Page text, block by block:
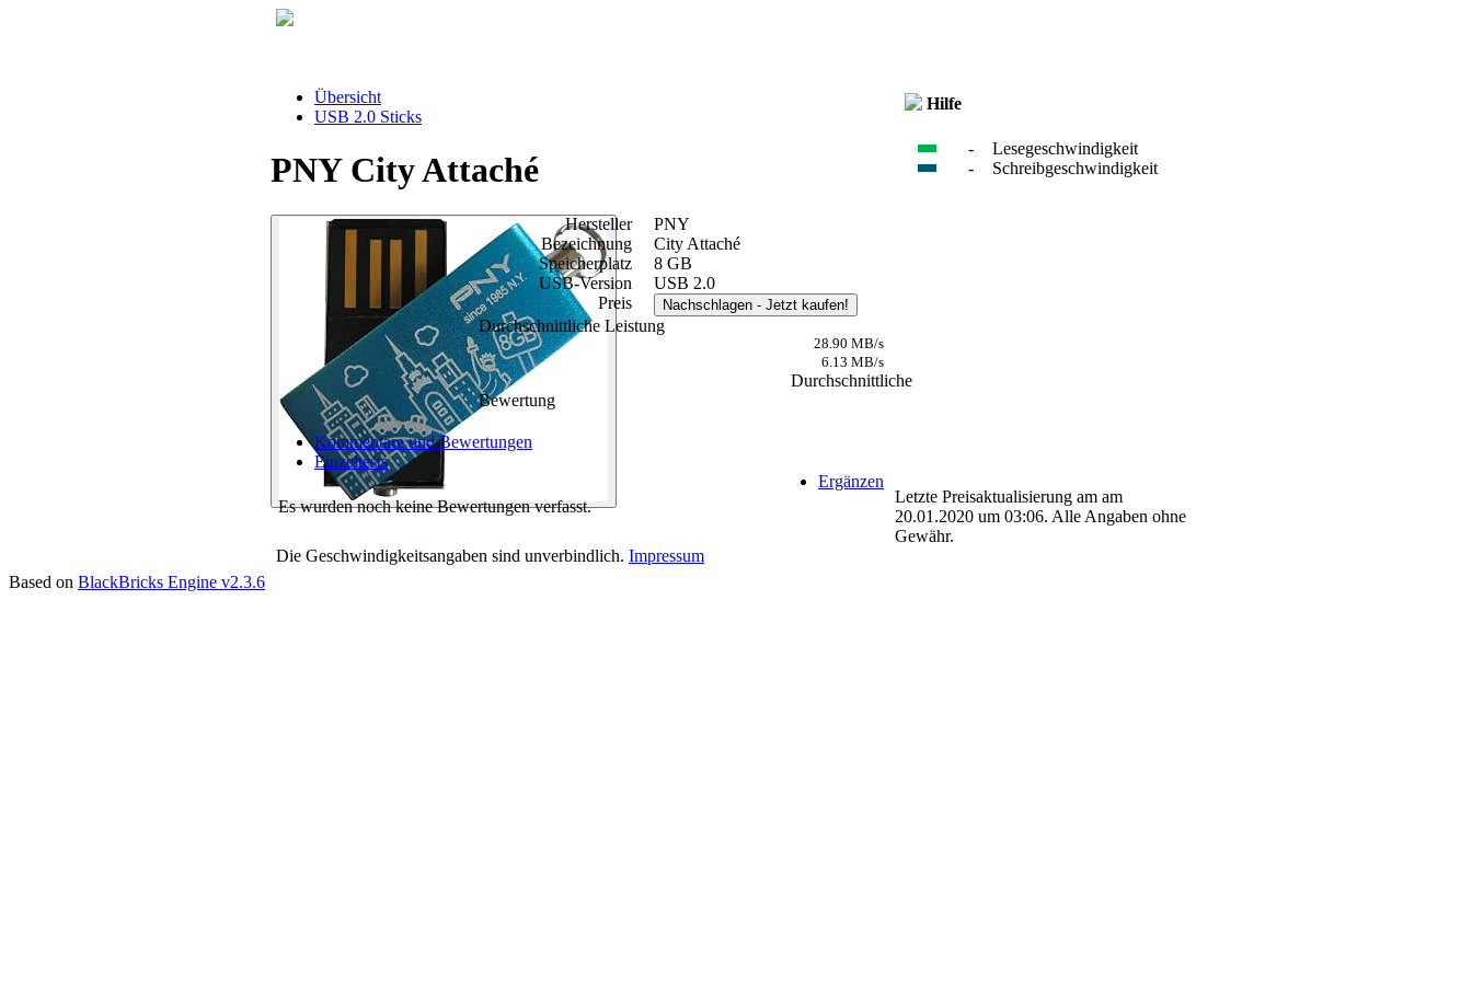
Übersicht
USB 2.0 Sticks
PNY City Attaché
Hersteller
PNY
Bezeichnung
City Attaché
Speicherplatz
8 GB
USB-Version
USB 2.0
Preis
Nachschlagen - Jetzt kaufen!
Durchschnittliche Leistung
28.90 MB/s
6.13 MB/s
Durchschnittliche
Bewertung
Kommentare und Bewertungen
Einzeltests
Ergänzen
Es wurden noch keine Bewertungen verfasst.
Hilfe
-
Lesegeschwindigkeit
-
Schreibgeschwindigkeit
Letzte Preisaktualisierung am am
20.01.2020 um 03:06. Alle Angaben ohne
Gewähr.
Die Geschwindigkeitsangaben sind unverbindlich. Impressum
Based on BlackBricks Engine v2.3.6